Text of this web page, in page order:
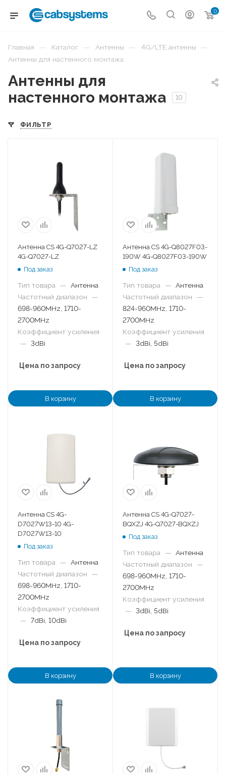
0
Главная — Каталог — Антенны — 4G/LTE антенны —
Антенны для настенного монтажа
Антенны для
настенного монтажа
10
ФИЛЬТР
Антенна CS 4G-Q7027-LZ
4G-Q7027-LZ
Под заказ
Тип товара — Антенна
Частотный диапазон
—
698-960MHz, 1710-
2700MHz
Коэффициент усиления
— 3dBi
Цена по запросу
В корзину
Антенна CS 4G-Q8027F03-
190W 4G-Q8027F03-190W
Под заказ
Тип товара — Антенна
Частотный диапазон
—
824-960MHz, 1710-
2700MHz
Коэффициент усиления
— 3dBi, 5dBi
Цена по запросу
В корзину
Антенна CS 4G-
D7027W13-10 4G-
D7027W13-10
Под заказ
Тип товара — Антенна
Частотный диапазон
—
698-960MHz, 1710-
2700MHz
Коэффициент усиления
— 7dBi, 10dBi
Цена по запросу
В корзину
Антенна CS 4G-Q7027-
BQXZJ 4G-Q7027-BQXZJ
Под заказ
Тип товара — Антенна
Частотный диапазон
—
698-960MHz, 1710-
2700MHz
Коэффициент усиления
— 3dBi, 5dBi
Цена по запросу
В корзину